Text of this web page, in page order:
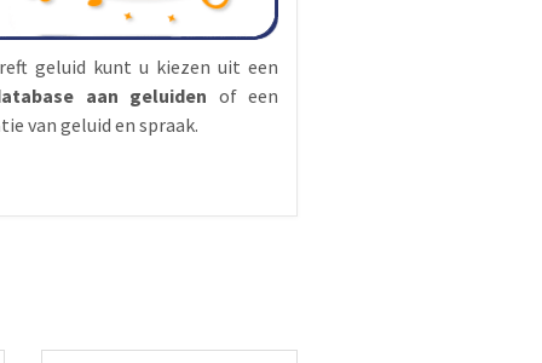
geluid kunt u kiezen uit een
aan geluiden of een
van geluid en spraak.